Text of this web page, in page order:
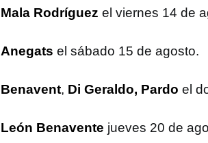
Mala Rodríguez el viernes 14 de
Anegats el sábado 15 de agosto.
Benavent, Di Geraldo, Pardo el
León Benavente jueves 20 de